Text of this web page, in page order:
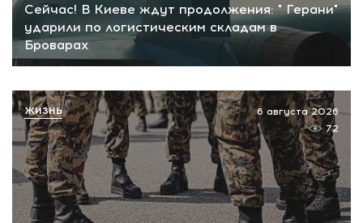
Сейчас! В Киеве ждут продолжения: " Герани"
ударили по логистическим складам в
Броварах
6 августа 2026
72
ЖИЗНЬ